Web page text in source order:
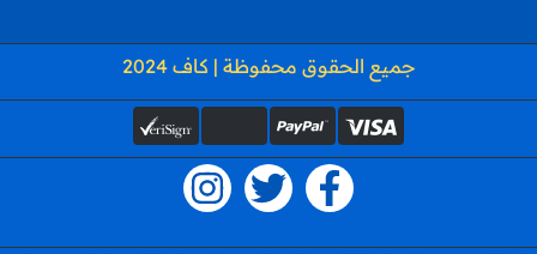
جميع الحقوق محفوظة | كاف 2024